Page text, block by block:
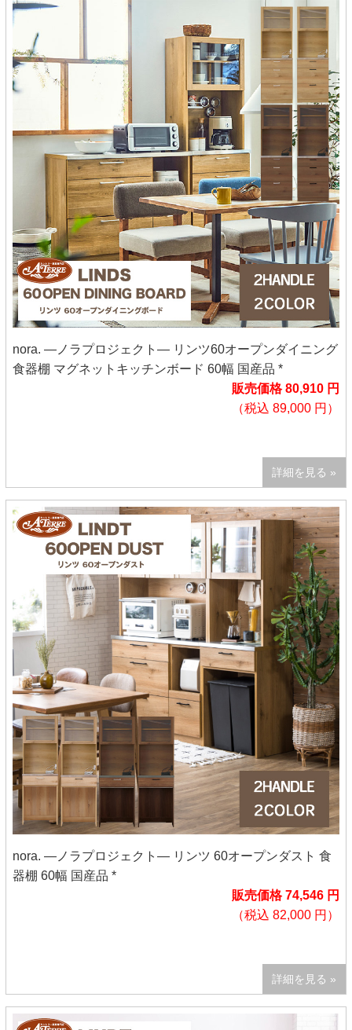
nora. ―ノラプロジェクト― リンツ60オープンダイニング
食器棚 マグネットキッチンボード 60幅 国産品 *
販売価格 80,910 円
（税込 89,000 円）
詳細を見る »
nora. ―ノラプロジェクト― リンツ 60オープンダスト 食
器棚 60幅 国産品 *
販売価格 74,546 円
（税込 82,000 円）
詳細を見る »